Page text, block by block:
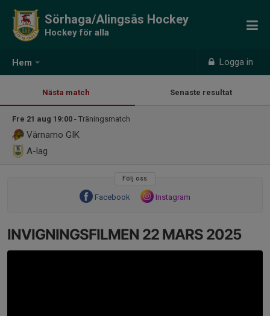
Hem Logga in
Sörhaga/Alingsås Hockey
Hockey för alla
Nästa match Senaste resultat
Fre 21 aug 19:00 - Träningsmatch
Värnamo GIK
A-lag
Följ oss
Facebook Instagram
INVIGNINGSFILMEN 22 MARS 2025